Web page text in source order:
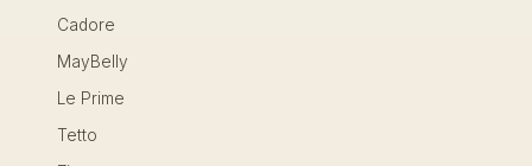
Cadore
MayBelly
Le Prime
Tetto